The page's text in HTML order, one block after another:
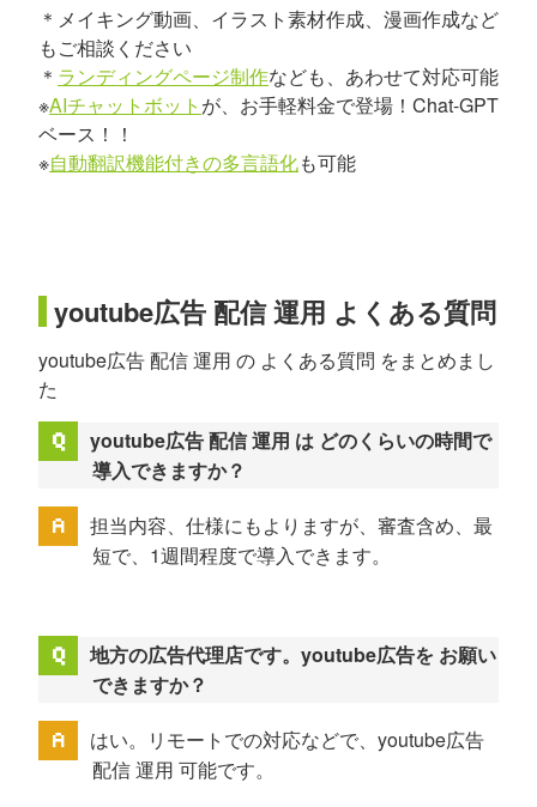
＊メイキング動画、イラスト素材作成、漫画作成など
もご相談ください
＊ ランディングページ制作なども、あわせて対応可能
※AIチャットボット が、お手軽料金で登場！Chat-GPT
ベース！！
※自動翻訳機能付きの多言語化も可能
youtube広告 配信 運用 よくある質問
youtube広告 配信 運用 の よくある質問 をまとめまし
た
youtube広告 配信 運用 は どのくらいの時間で
導入できますか？
担当内容、仕様にもよりますが、審査含め、最
短で、1週間程度で導入できます。
地方の広告代理店です。youtube広告を お願い
できますか？
はい。リモートでの対応などで、youtube広告
配信 運用 可能です。